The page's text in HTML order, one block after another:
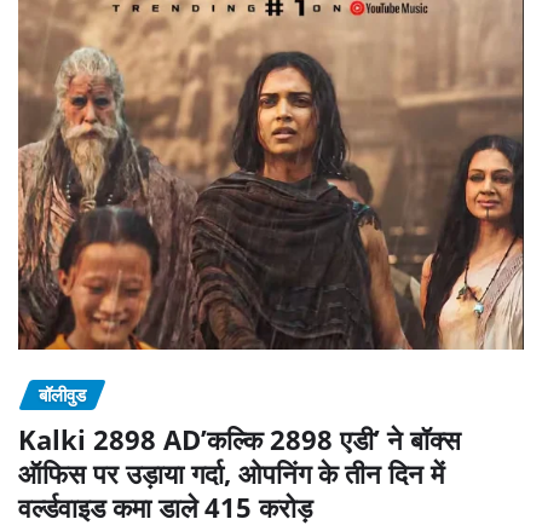
बॉलीवुड
Kalki 2898 AD’कल्कि 2898 एडी’ ने बॉक्स
ऑफिस पर उड़ाया गर्दा, ओपनिंग के तीन दिन में
वर्ल्डवाइड कमा डाले 415 करोड़